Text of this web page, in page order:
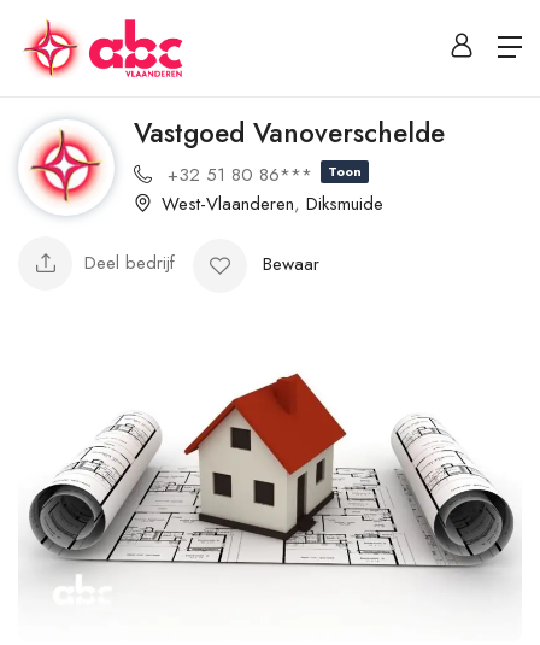
Vastgoed Vanoverschelde
+32 51 80 86*** Toon
West-Vlaanderen, Diksmuide
Deel bedrijf Bewaar